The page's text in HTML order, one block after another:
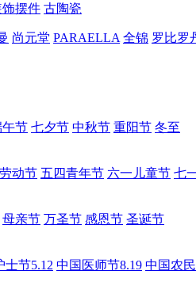
饰摆件 古陶瓷
尚元堂 PARAELLA 全锦 罗比罗
午节 七夕节 中秋节 重阳节 冬至
动节 五四青年节 六一儿童节 七
母亲节 万圣节 感恩节 圣诞节
士节5.12 中国医师节8.19 中国农